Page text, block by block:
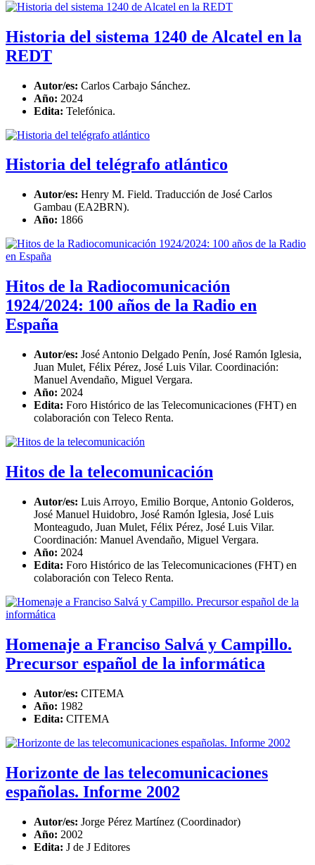
Historia del sistema 1240 de Alcatel en la
REDT
Autor/es: Carlos Carbajo Sánchez.
Año: 2024
Edita: Telefónica.
Historia del telégrafo atlántico
Autor/es: Henry M. Field. Traducción de José Carlos
Gambau (EA2BRN).
Año: 1866
Hitos de la Radiocomunicación
1924/2024: 100 años de la Radio en
España
Autor/es: José Antonio Delgado Penín, José Ramón Iglesia,
Juan Mulet, Félix Pérez, José Luis Vilar. Coordinación:
Manuel Avendaño, Miguel Vergara.
Año: 2024
Edita: Foro Histórico de las Telecomunicaciones (FHT) en
colaboración con Teleco Renta.
Hitos de la telecomunicación
Autor/es: Luis Arroyo, Emilio Borque, Antonio Golderos,
José Manuel Huidobro, José Ramón Iglesia, José Luis
Monteagudo, Juan Mulet, Félix Pérez, José Luis Vilar.
Coordinación: Manuel Avendaño, Miguel Vergara.
Año: 2024
Edita: Foro Histórico de las Telecomunicaciones (FHT) en
colaboración con Teleco Renta.
Homenaje a Franciso Salvá y Campillo.
Precursor español de la informática
Autor/es: CITEMA
Año: 1982
Edita: CITEMA
Horizonte de las telecomunicaciones
españolas. Informe 2002
Autor/es: Jorge Pérez Martínez (Coordinador)
Año: 2002
Edita: J de J Editores